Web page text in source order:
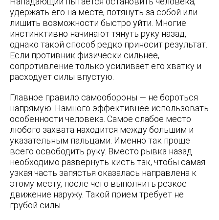
удержать его на месте, потянуть за собой или
лишить возможности быстро уйти. Многие
инстинктивно начинают тянуть руку назад,
однако такой способ редко приносит результат.
Если противник физически сильнее,
сопротивление только усиливает его хватку и
расходует силы впустую.
Главное правило самообороны — не бороться
напрямую. Намного эффективнее использовать
особенности человека. Самое слабое место
любого захвата находится между большим и
указательным пальцами. Именно так проще
всего освободить руку. Вместо рывка назад
необходимо развернуть кисть так, чтобы самая
узкая часть запястья оказалась направлена к
этому месту, после чего выполнить резкое
движение наружу. Такой прием требует не
грубой силы.